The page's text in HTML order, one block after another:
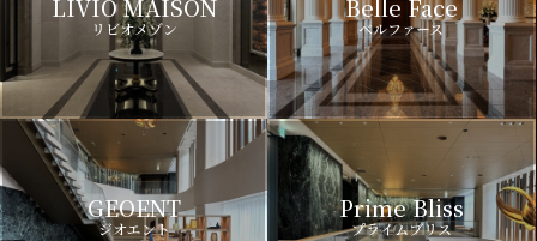
LIVIO MAISON
リビオメゾン
Belle Face
ベルファース
GEOENT
ジオエント
Prime Bliss
プライムブリス